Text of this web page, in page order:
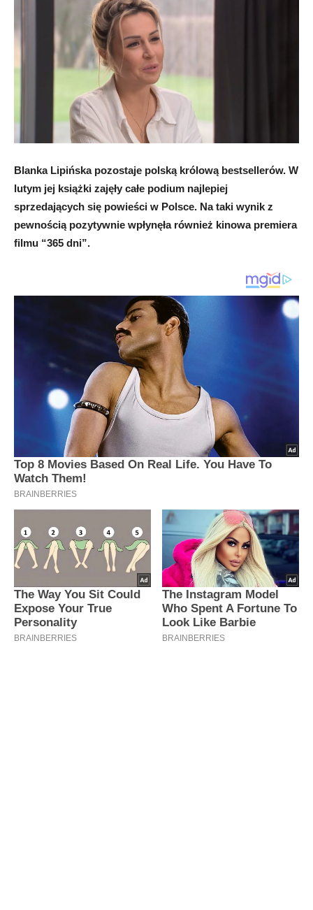
Blanka Lipińska pozostaje polską królową bestsellerów. W
lutym jej książki zajęły całe podium najlepiej
sprzedających się powieści w Polsce. Na taki wynik z
pewnością pozytywnie wpłynęła również kinowa premiera
filmu “365 dni”.